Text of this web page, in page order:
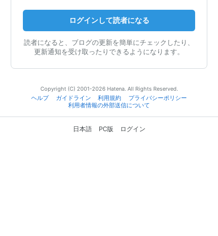
ログインして読者になる
読者になると、ブログの更新を簡単にチェックしたり、
更新通知を受け取ったりできるようになります。
Copyright (C) 2001-2026 Hatena. All Rights Reserved.
ヘルプ
ガイドライン 利用規約
プライバシーポリシー
利用者情報の外部送信について
日本語 PC版 ログイン